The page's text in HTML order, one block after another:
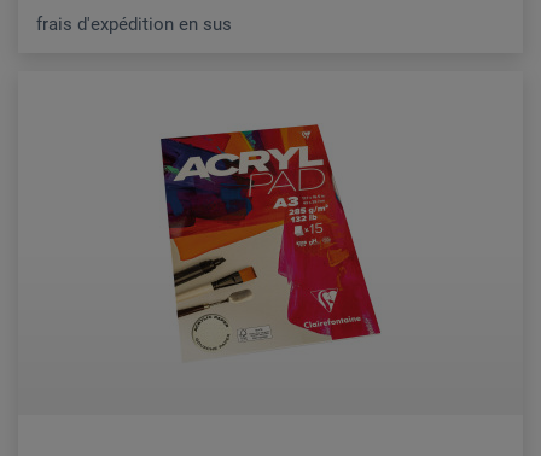
frais d'expédition en sus